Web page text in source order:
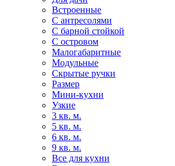
Встроенные
С антресолями
С барной стойкой
С островом
Малогабаритные
Модульные
Скрытые ручки
Размер
Мини-кухни
Узкие
3 кв. м.
5 кв. м.
6 кв. м.
9 кв. м.
Все для кухни